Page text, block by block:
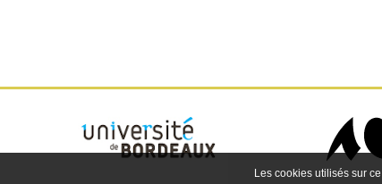
Les cookies utilisés sur